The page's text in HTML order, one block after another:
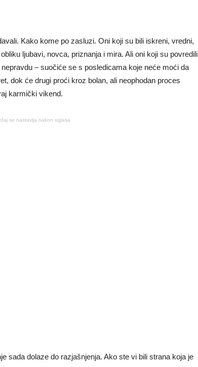
Kako kome po zasluzi. Oni koji su bili iskreni, vredni,
ljubavi, novca, priznanja i mira. Ali oni koji su povredili
– suočiće se s posledicama koje neće moći da
dok će drugi proći kroz bolan, ali neophodan proces
karmički vikend.
se nastavlja nakon oglasa
sada dolaze do razjašnjenja. Ako ste vi bili strana koja je